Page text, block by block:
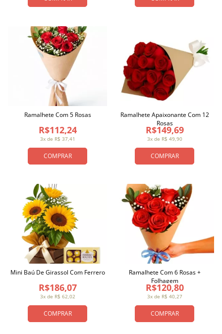
COMPRAR
3x de R$ 37,41
R$112,24
Ramalhete Com 5 Rosas
COMPRAR
3x de R$ 49,90
R$149,69
Ramalhete Apaixonante Com 12
Rosas
COMPRAR
3x de R$ 62,02
R$186,07
Mini Baú De Girassol Com Ferrero
COMPRAR
3x de R$ 40,27
R$120,80
Ramalhete Com 6 Rosas +
Folhagem